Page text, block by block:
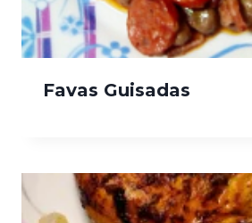
Favas Guisadas